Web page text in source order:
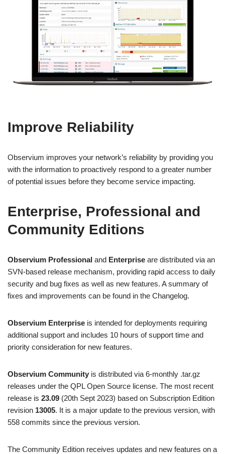
Improve Reliability
Observium improves your network’s reliability by providing you
with the information to proactively respond to a greater number
of potential issues before they become service impacting.
Enterprise, Professional and
Community Editions
Observium Professional and Enterprise are distributed via an
SVN-based release mechanism, providing rapid access to daily
security and bug fixes as well as new features. A summary of
fixes and improvements can be found in the Changelog.
Observium Enterprise is intended for deployments requiring
additional support and includes 10 hours of support time and
priority consideration for new features.
Observium Community is distributed via 6-monthly .tar.gz
releases under the QPL Open Source license. The most recent
release is 23.09 (20th Sept 2023) based on Subscription Edition
revision 13005. It is a major update to the previous version, with
558 commits since the previous version.
The Community Edition receives updates and new features on a